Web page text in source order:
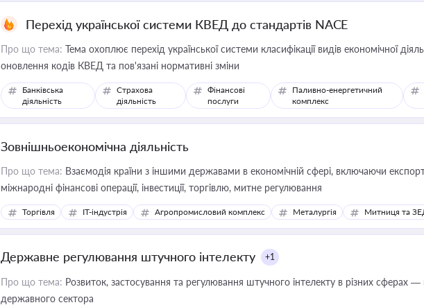
Перехід української системи КВЕД до стандартів NACE
Про що тема: Тема охоплює перехід української системи класифікації видів економічної
оновлення кодів КВЕД та пов'язані нормативні зміни
Банківська
діяльність
Страхова
діяльність
Фінансові
послуги
Паливно-енергетичний
комплекс
Зовнішньоекономічна діяльність
Про що тема: Взаємодія країни з іншими державами в економічній сфері, включаючи експорт
міжнародні фінансові операції, інвестиції, торгівлю, митне регулювання
Торгівля IT-індустрія Агропромисловий комплекс Металургія Митниця та
Державне регулювання штучного інтелекту +1
Про що тема: Розвиток, застосування та регулювання штучного інтелекту в різних сферах —
державного сектора